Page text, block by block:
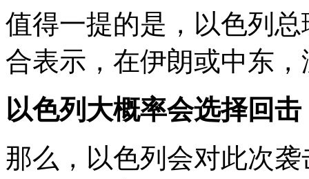
值得一提的是，以色列
合表示，在伊朗或中东
以色列大概率会选择回击
那么，以色列会对此次